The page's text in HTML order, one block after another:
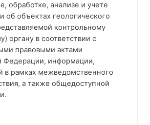
обработке, анализе и учете
об объектах геологического
контрольному
органу в соответствии с
правовыми актами
Федерации, информации,
в рамках межведомственного
а также общедоступной